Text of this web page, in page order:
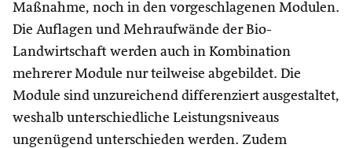
Maßnahme, noch in den vorgeschlagenen Modulen.
Die Auflagen und Mehraufwände der Bio-
Landwirtschaft werden auch in Kombination
mehrerer Module nur teilweise abgebildet. Die
Module sind unzureichend differenziert ausgestaltet,
weshalb unterschiedliche Leistungsniveaus
ungenügend unterschieden werden. Zudem